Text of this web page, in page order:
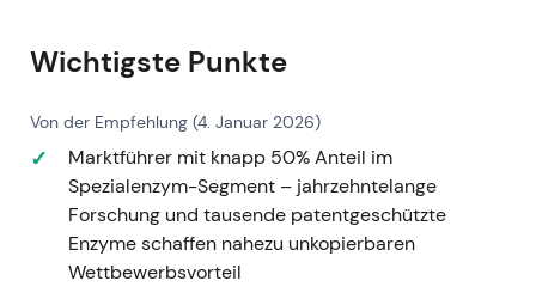
Chr. Hansen
Fusion mit Chr. Hansen an
(Umtauschverhältnis: 1,5326 Novozymes B-
Aktien je Chr.-Hansen-Aktie; implizierter
Aufschlag von rund 49 % auf den Chr.-
Hansen-Streubesitz; Transaktionswert rund
DKK 80–81 Mrd. / ca. 12,3 Mrd. USD).
Wichtigste Punkte
Von der Empfehlung (4. Januar 2026)
Marktführer mit knapp 50% Anteil im
Spezialenzym-Segment – jahrzehntelange
Forschung und tausende patentgeschützte
Enzyme schaffen nahezu unkopierbaren
Wettbewerbsvorteil